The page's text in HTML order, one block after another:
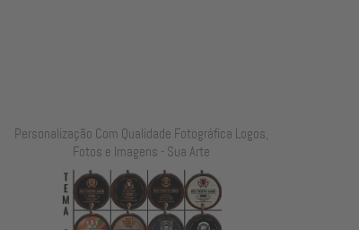
Personalização Com Qualidade Fotográfica Logos,
Fotos e Imagens - Sua Arte